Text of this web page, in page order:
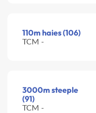
110m haies (106)
TCM -
3000m steeple
(91)
TCM -